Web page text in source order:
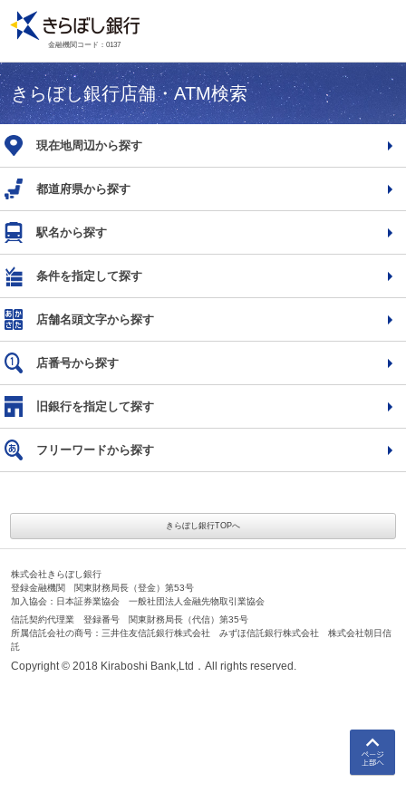
金融機関コード：0137
きらぼし銀行店舗・ATM検索
現在地周辺から探す
都道府県から探す
駅名から探す
条件を指定して探す
店舗名頭文字から探す
店番号から探す
旧銀行を指定して探す
フリーワードから探す
きらぼし銀行TOPへ
株式会社きらぼし銀行
登録金融機関 関東財務局長（登金）第53号
加入協会：日本証券業協会 一般社団法人金融先物取引業協会
信託契約代理業 登録番号 関東財務局長（代信）第35号
所属信託会社の商号：三井住友信託銀行株式会社 みずほ信託銀行株式会社 株式会社朝日信
託
Copyright © 2018 Kiraboshi Bank,Ltd．All rights reserved.